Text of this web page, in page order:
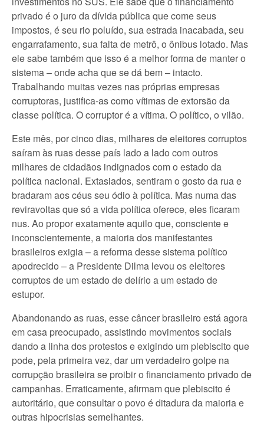
privado é o juro da dívida pública que come seus
impostos, é seu rio poluído, sua estrada inacabada, seu
engarrafamento, sua falta de metrô, o ônibus lotado. Mas
ele sabe também que isso é a melhor forma de manter o
sistema – onde acha que se dá bem – intacto.
Trabalhando muitas vezes nas próprias empresas
corruptoras, justifica-as como vítimas de extorsão da
classe política. O corruptor é a vítima. O político, o vilão.
Este mês, por cinco dias, milhares de eleitores corruptos
saíram às ruas desse país lado a lado com outros
milhares de cidadãos indignados com o estado da
política nacional. Extasiados, sentiram o gosto da rua e
bradaram aos céus seu ódio à política. Mas numa das
reviravoltas que só a vida política oferece, eles ficaram
nus. Ao propor exatamente aquilo que, consciente e
inconscientemente, a maioria dos manifestantes
brasileiros exigia – a reforma desse sistema político
apodrecido – a Presidente Dilma levou os eleitores
corruptos de um estado de delírio a um estado de
estupor.
Abandonando as ruas, esse câncer brasileiro está agora
em casa preocupado, assistindo movimentos sociais
dando a linha dos protestos e exigindo um plebiscito que
pode, pela primeira vez, dar um verdadeiro golpe na
corrupção brasileira se proibir o financiamento privado de
campanhas. Erraticamente, afirmam que plebiscito é
autoritário, que consultar o povo é ditadura da maioria e
outras hipocrisias semelhantes.